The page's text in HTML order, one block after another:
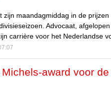
zijn maandagmiddag in de
Advocaat,
carrière voor het Nederlandse
award voor